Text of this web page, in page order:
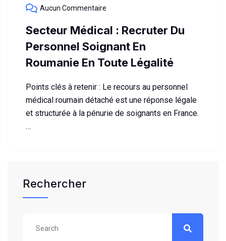
Aucun Commentaire
Secteur Médical : Recruter Du
Personnel Soignant En
Roumanie En Toute Légalité
Points clés à retenir : Le recours au personnel
médical roumain détaché est une réponse légale
et structurée à la pénurie de soignants en France.
…
Rechercher